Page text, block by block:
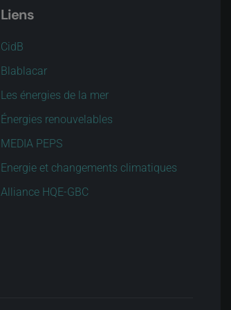
Liens
CidB
Blablacar
Les énergies de la mer
Énergies renouvelables
MEDIA PEPS
Energie et changements climatiques
Alliance HQE-GBC